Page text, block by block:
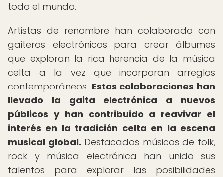
todo el mundo.
Artistas de renombre han colaborado con
gaiteros electrónicos para crear álbumes
que exploran la rica herencia de la música
celta a la vez que incorporan arreglos
contemporáneos. Estas colaboraciones han
llevado la gaita electrónica a nuevos
públicos y han contribuido a reavivar el
interés en la tradición celta en la escena
musical global. Destacados músicos de folk,
rock y música electrónica han unido sus
talentos para explorar las posibilidades